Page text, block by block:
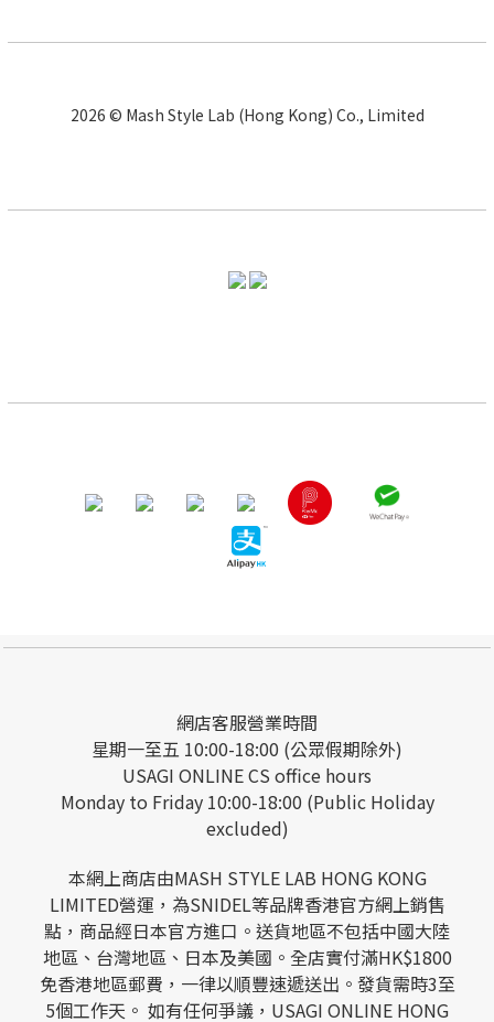
2026 © Mash Style Lab (Hong Kong) Co., Limited
網店客服營業時間
星期一至五 10:00-18:00 (公眾假期除外)
USAGI ONLINE CS office hours
Monday to Friday 10:00-18:00 (Public Holiday
excluded)
本網上商店由MASH STYLE LAB HONG KONG
LIMITED營運，為SNIDEL等品牌香港官方網上銷售
點，商品經日本官方進口。送貨地區不包括中國大陸
地區、台灣地區、日本及美國。全店實付滿HK$1800
免香港地區郵費，一律以順豐速遞送出。發貨需時3至
5個工作天。 如有任何爭議，USAGI ONLINE HONG